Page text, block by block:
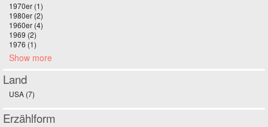
1970er (1)
1980er (2)
1960er (4)
1969 (2)
1976 (1)
Show more
Land
USA (7)
Erzählform